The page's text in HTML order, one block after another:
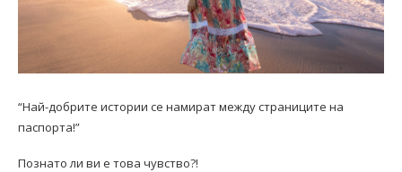
“Най-добрите истории се намират между страниците на
паспорта!”
Познато ли ви е това чувство?!